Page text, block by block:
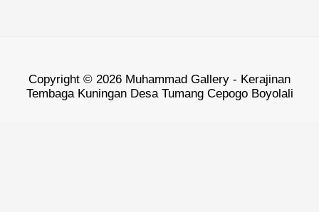
Copyright © 2026 Muhammad Gallery - Kerajinan
Tembaga Kuningan Desa Tumang Cepogo Boyolali